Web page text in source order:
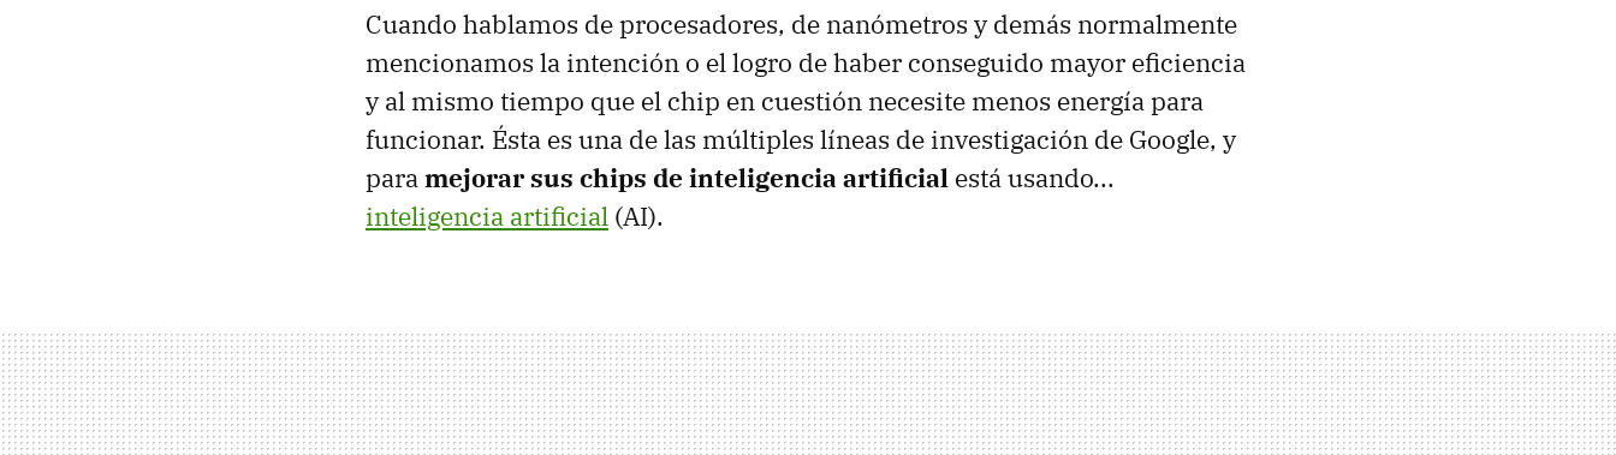
Cuando hablamos de procesadores, de nanómetros y demás normalmente
mencionamos la intención o el logro de haber conseguido mayor eficiencia
y al mismo tiempo que el chip en cuestión necesite menos energía para
funcionar. Ésta es una de las múltiples líneas de investigación de Google, y
paramejorar sus chips de inteligencia artificial está usando...
inteligencia artificial (AI).